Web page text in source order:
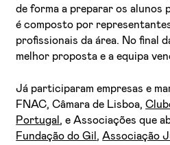
de forma a preparar os alunos
é composto por
profissionais da área. No final
melhor proposta e a equipa
Já participaram empresas e
FNAC, Câmara de Lisboa,
Portugal , e Associações que
Fundação do Gil ,Associação